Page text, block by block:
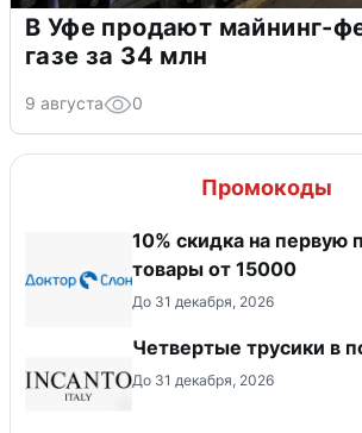
В Уфе продают майнинг-
газе за 34 млн
9 августа 0
Промокоды
10% скидка на первую
товары от 15000
До 31 декабря, 2026
Четвертые трусики в
До 31 декабря, 2026